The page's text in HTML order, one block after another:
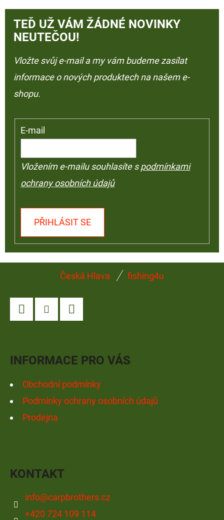
TEĎ UŽ VÁM ŽÁDNÉ NOVINKY
NEUTEČOU!
Vložte svůj e-mail a my vám budeme zasílat
informace o nových produktech na našem e-
shopu.
E-mail
Vložením e-mailu souhlasíte spodmínkami
ochrany osobních údajů
PŘIHLÁSIT SE
Česká Hlava fishing4u
INFORMACE PRO VÁS
Obchodní podmínky
Podmínky ochrany osobních údajů
Prodejna
KONTAKT
info@carpbrothers.cz
+420 724 109 114